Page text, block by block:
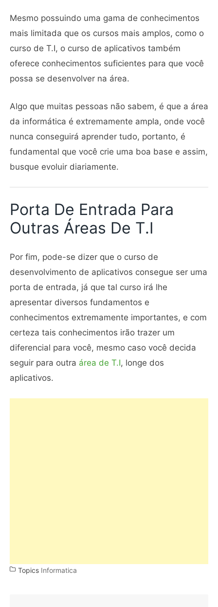
Mesmo possuindo uma gama de conhecimentos
mais limitada que os cursos mais amplos, como o
curso de T.I, o curso de aplicativos também
oferece conhecimentos suficientes para que você
possa se desenvolver na área.
Algo que muitas pessoas não sabem, é que a área
da informática é extremamente ampla, onde você
nunca conseguirá aprender tudo, portanto, é
fundamental que você crie uma boa base e assim,
busque evoluir diariamente.
Porta De Entrada Para
Outras Áreas De T.I
Por fim, pode-se dizer que o curso de
desenvolvimento de aplicativos consegue ser uma
porta de entrada, já que tal curso irá lhe
apresentar diversos fundamentos e
conhecimentos extremamente importantes, e com
certeza tais conhecimentos irão trazer um
diferencial para você, mesmo caso você decida
seguir para outra área de T.I, longe dos
aplicativos.
Topics Informatica